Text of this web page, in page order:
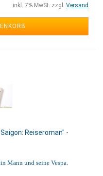
inkl. 7% MwSt. zzgl. Versand
Reiseroman" -
Mann und seine Vespa.